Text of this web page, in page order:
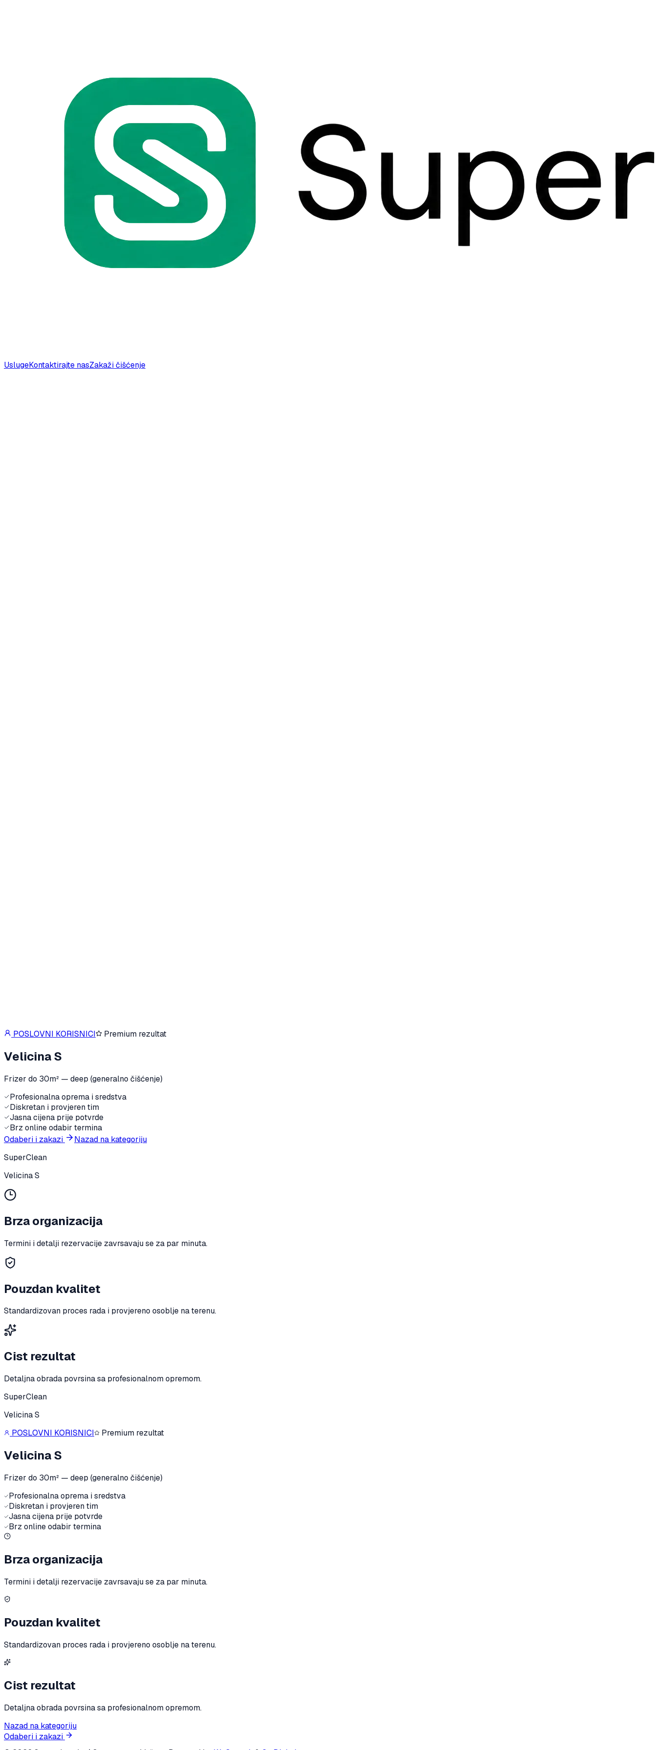
UslugeKontaktirajte nasZakaži čišćenje
POSLOVNI KORISNICI Premium rezultat
Velicina S
Frizer do 30m² — deep (generalno čišćenje)
Profesionalna oprema i sredstva
Diskretan i provjeren tim
Jasna cijena prije potvrde
Brz online odabir termina
Odaberi i zakazi
Nazad na kategoriju
SuperClean
Velicina S
Brza organizacija
Termini i detalji rezervacije zavrsavaju se za par minuta.
Pouzdan kvalitet
Standardizovan proces rada i provjereno osoblje na terenu.
Cist rezultat
Detaljna obrada povrsina sa profesionalnom opremom.
SuperClean
Velicina S
POSLOVNI KORISNICI
Premium rezultat
Velicina S
Frizer do 30m² — deep (generalno čišćenje)
Profesionalna oprema i sredstva
Diskretan i provjeren tim
Jasna cijena prije potvrde
Brz online odabir termina
Brza organizacija
Termini i detalji rezervacije zavrsavaju se za par minuta.
Pouzdan kvalitet
Standardizovan proces rada i provjereno osoblje na terenu.
Cist rezultat
Detaljna obrada povrsina sa profesionalnom opremom.
Nazad na kategoriju
Odaberi i zakazi